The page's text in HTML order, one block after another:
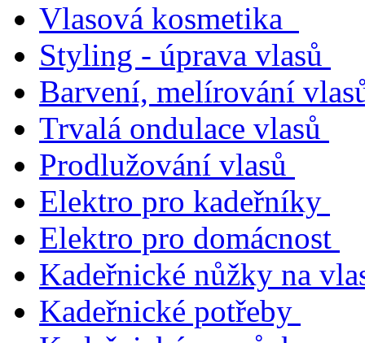
Vlasová kosmetika
Styling - úprava vlasů
Barvení, melírování
Trvalá ondulace vlasů
Prodlužování vlasů
Elektro pro kadeřníky
Elektro pro domácnost
Kadeřnické nůžky na
Kadeřnické potřeby